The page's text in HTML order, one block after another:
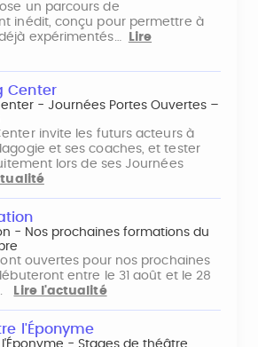
un parcours de
inédit, conçu pour permettre à
expérimentés…
Lire
Center
- Journées Portes Ouvertes –
invite les futurs acteurs à
et ses coaches, et tester
lors de ses Journées
- Nos prochaines formations du
ouvertes pour nos prochaines
entre le 31 août et le 28
Lire l'actualité
l'Éponyme